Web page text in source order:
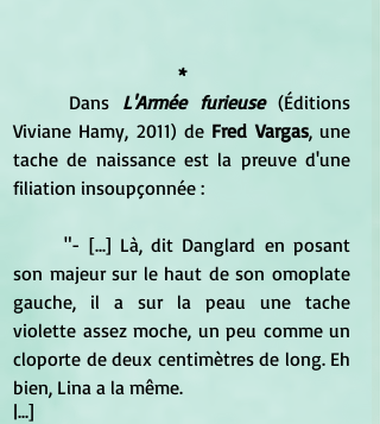
*
	Dans
L'Armée furieuse (Éditions
Viviane Hamy, 2011) de Fred Vargas, une
tache de naissance est la preuve d'une
filiation insoupçonnée :
	"- [...] Là, dit Danglard en posant
son majeur sur le haut de son omoplate
gauche, il a sur la peau une tache
violette assez moche, un peu comme un
cloporte de deux centimètres de long. Eh
bien, Lina a la même.
|...]